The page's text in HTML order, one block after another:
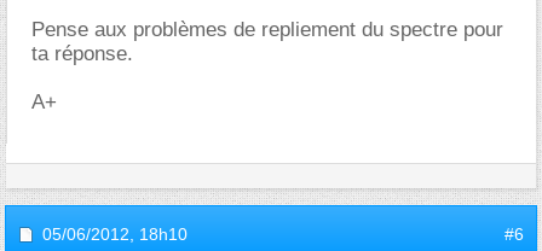
Pense aux problèmes de repliement du spectre pour
ta réponse.
A+
05/06/2012, 18h10 #6